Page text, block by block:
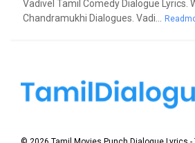
Vadivel Tamil Comedy Dialogue Lyrics.
Chandramukhi Dialogues. Vadi...